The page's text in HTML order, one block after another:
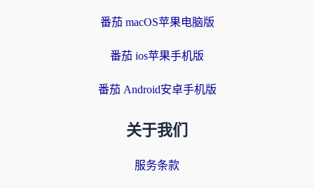
番茄 macOS苹果电脑版
番茄 ios苹果手机版
番茄 Android安卓手机版
关于我们
服务条款